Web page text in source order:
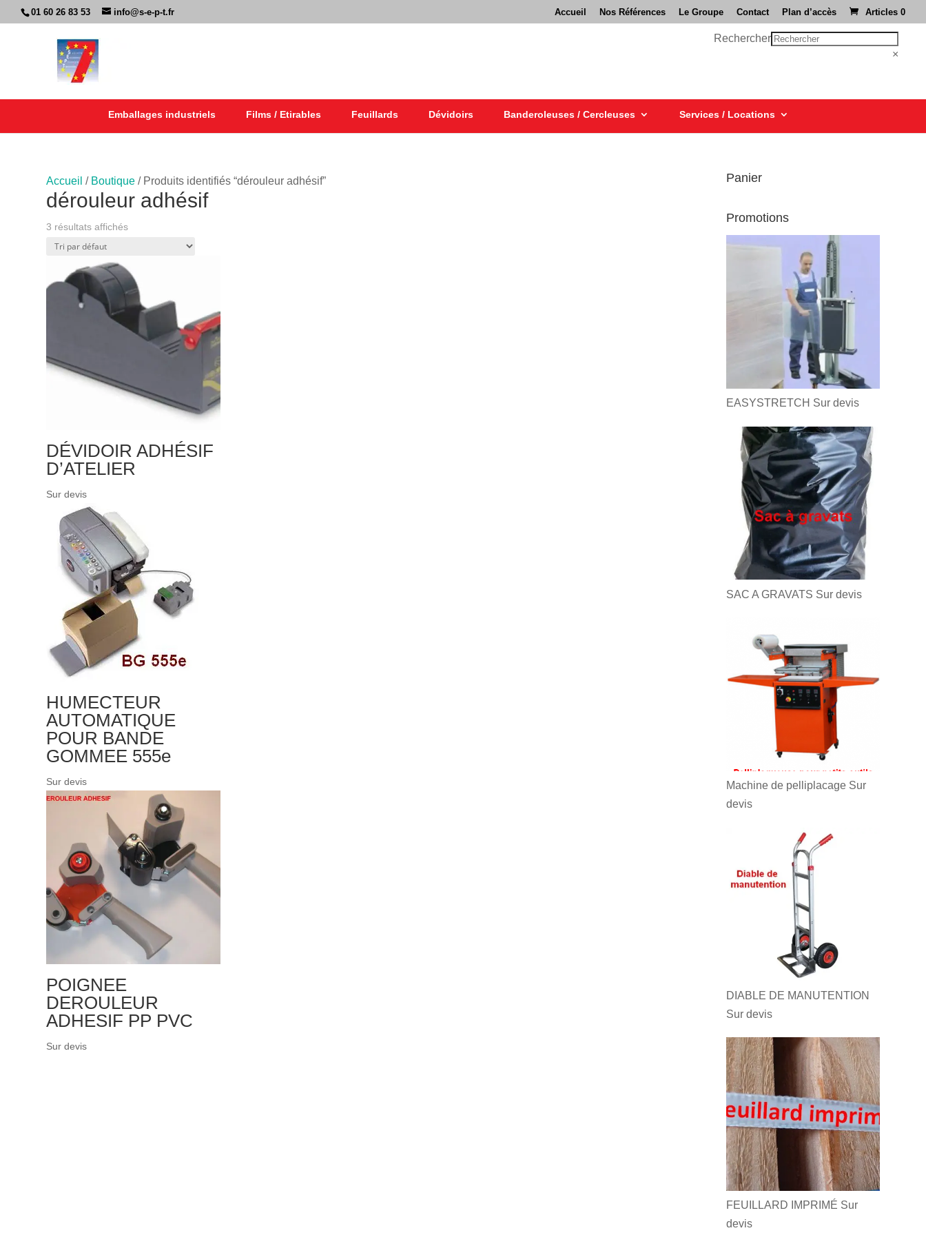
01 60 26 83 53 info@s-e-p-t.fr Accueil Nos Références Le Groupe Contact Plan d’accès Articles 0
Rechercher
×
Emballages industriels Films / Etirables Feuillards Dévidoirs Banderoleuses / Cercleuses Services / Locations
Accueil / Boutique / Produits identifiés “dérouleur adhésif”
dérouleur adhésif
3 résultats affichés
DÉVIDOIR ADHÉSIF
D’ATELIER
Sur devis
HUMECTEUR
AUTOMATIQUE
POUR BANDE
GOMMEE 555e
Sur devis
POIGNEE
DEROULEUR
ADHESIF PP PVC
Sur devis
Panier
Promotions
EASYSTRETCH Sur devis
SAC A GRAVATS Sur devis
Machine de pelliplacage Sur
devis
DIABLE DE MANUTENTION
Sur devis
FEUILLARD IMPRIMÉ Sur
devis